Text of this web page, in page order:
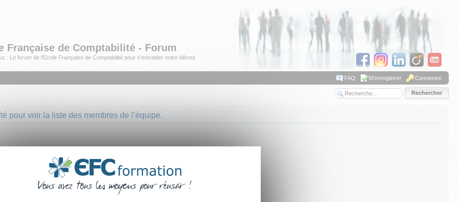
Française de Comptabilité - Forum
: Le forum de l'Ecole Française de Comptabilité pour s'entraider entre élèves
FAQ M’enregistrer Connexion
pour voir la liste des membres de l’équipe.